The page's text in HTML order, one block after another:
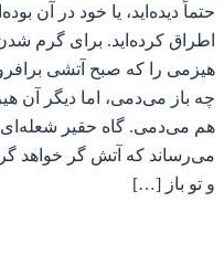
حتماً دیده‌اید، یا خود در آن
اطراق کرده‌اید. برای گرم
هیزمی را که صبح آتشی
چه باز می‌دمی، اما دیگر آن
هم می‌دمی. گاه حقیر شعله‌ای
می‌رساند که آتش گر خواهد
و تو باز […]